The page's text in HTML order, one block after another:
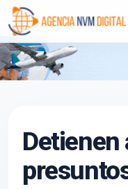
Detienen
Asistente conectado